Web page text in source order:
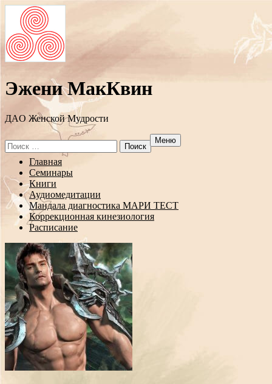
Эжени МакКвин
ДAO Женской Мудрости
Search
for:
Меню
Перейти
содержанию
Главная
Семинары
Книги
Аудиомедитации
Мандала диагностика МАРИ ТЕСТ
Коррекционная кинезиология
Расписание